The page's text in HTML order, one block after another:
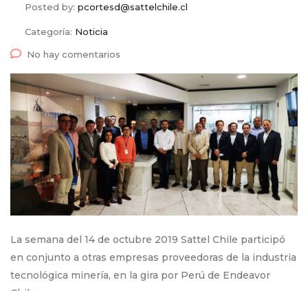
Posted by: pcortesd@sattelchile.cl
Categoría: Noticia
No hay comentarios
La semana del 14 de octubre 2019 Sattel Chile participó
en conjunto a otras empresas proveedoras de la industria
tecnológica minería, en la gira por Perú de Endeavor